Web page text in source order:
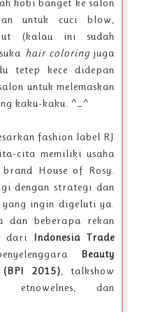
hobi banget ke salon
untuk cuci blow,
(kalau ini sudah
hair coloringjuga
tetep kece didepan
untuk melemaskan
kaku-kaku. ^_^
fashion label RJ
cita memiliki usaha
House of Rosy.
dengan strategi dan
yang ingin digeluti ya.
dan beberapa rekan
dari
Indonesia Trade
Beauty
(BPI 2015), talkshow
etnowelnes, dan